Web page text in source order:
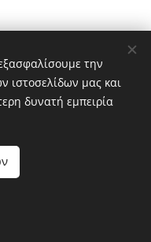
την
ιστοσελίδων μας και
δυνατή εμπειρία